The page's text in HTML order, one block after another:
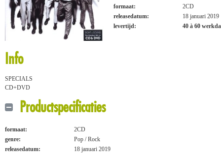
formaat:
2CD
releasedatum:
18 januari 2019
levertijd:
40 à 60
Info
SPECIALS
CD+DVD
Productspecificaties
formaat:
2CD
genre:
Pop / Rock
releasedatum:
18 januari 2019